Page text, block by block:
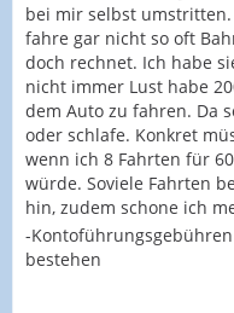
bei mir selbst
fahre gar nicht so oft
doch rechnet. Ich habe
nicht immer Lust habe
dem Auto zu fahren. Da
oder schlafe. Konkret
wenn ich 8 Fahrten für
würde. Soviele Fahrten
hin, zudem schone ich
-
bestehen